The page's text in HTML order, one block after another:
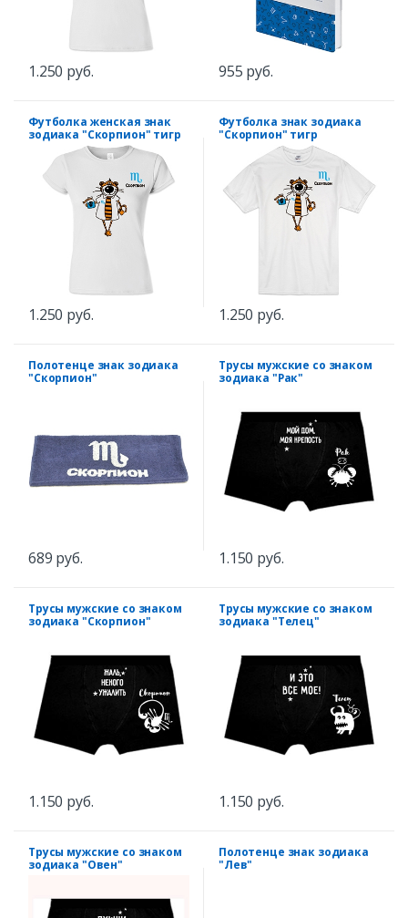
1.250 руб. 955 руб.
Футболка женская знак
зодиака "Скорпион" тигр
1.250 руб.
Футболка знак зодиака
"Скорпион" тигр
1.250 руб.
Полотенце знак зодиака
"Скорпион"
689 руб.
Трусы мужские со знаком
зодиака "Рак"
1.150 руб.
Трусы мужские со знаком
зодиака "Скорпион"
1.150 руб.
Трусы мужские со знаком
зодиака "Телец"
1.150 руб.
Трусы мужские со знаком
зодиака "Овен"
Полотенце знак зодиака
"Лев"